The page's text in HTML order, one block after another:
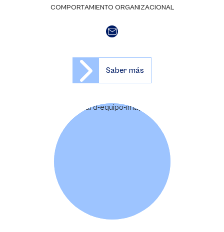
COMPORTAMIENTO ORGANIZACIONAL
Saber más